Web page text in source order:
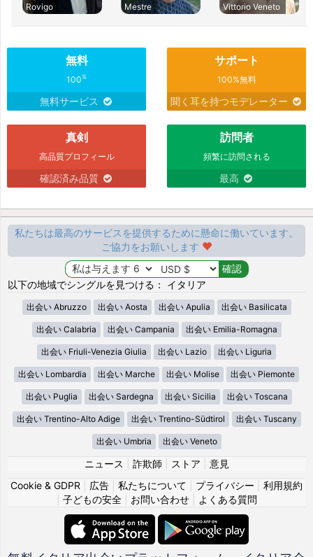
Rovigo
Mestre
Vittorio Veneto
無料
100%
無料サービス
サポート
100%無料
聞く耳を持つモデレーター
真剣
高品質プロフィール
確認済み品質
訪問者
頻繁に訪問される
最高
私たちは最高のサービスを提供するために懸命に働いています。
ご協力をお願いします
以下の地域でシングルを見つける： イタリア
出会い Abruzzo 出会い Aosta 出会い Apulia 出会い Basilicata
出会い Calabria 出会い Campania 出会い Emilia-Romagna
出会い Friuli-Venezia Giulia 出会い Lazio 出会い Liguria
出会い Lombardia 出会い Marche 出会い Molise 出会い Piemonte
出会い Puglia 出会い Sardegna 出会い Sicilia 出会い Toscana
出会い Trentino-Alto Adige 出会い Trentino-Südtirol 出会い Tuscany
出会い Umbria 出会い Veneto
ニュース 詐欺師 ストア
意見
Cookie & GDPR
広告 私たちについて プライバシー
利用規約
子どもの安全| お問い合わせ| よくある質問